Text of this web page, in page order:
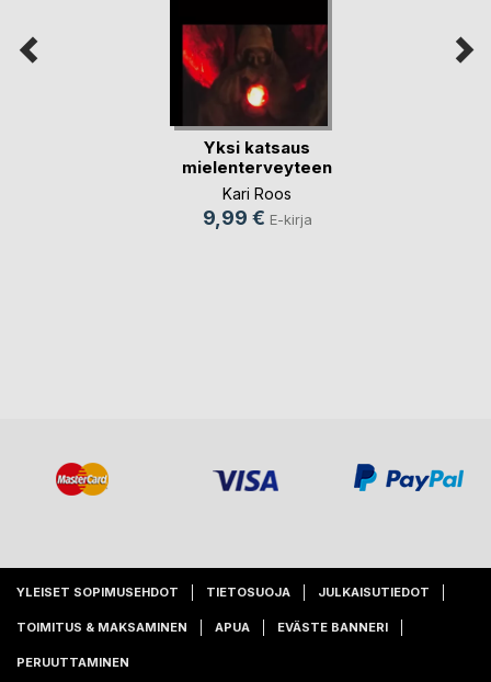
Yksi katsaus
mielenterveyteen
Kari Roos
9,99 € E-kirja
YLEISET SOPIMUSEHDOT TIETOSUOJA JULKAISUTIEDOT
TOIMITUS & MAKSAMINEN APUA EVÄSTE BANNERI
PERUUTTAMINEN